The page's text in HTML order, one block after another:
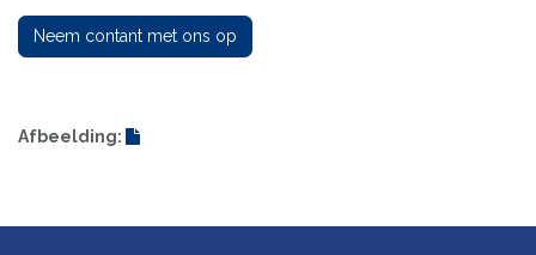
Neem contant met ons op
Afbeelding: